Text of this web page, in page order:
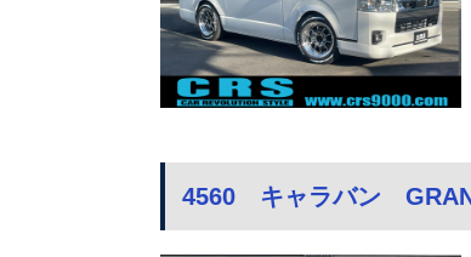
4560 キャラバン